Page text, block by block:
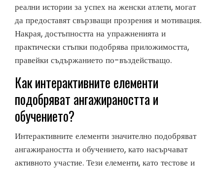
реални истории за успех на женски атлети, могат
да предоставят свързващи прозрения и мотивация.
Накрая, достъпността на упражненията и
практически стъпки подобрява приложимостта,
правейки съдържанието по-въздействащо.
Как интерактивните елементи
подобряват ангажираността и
обучението?
Интерактивните елементи значително подобряват
ангажираността и обучението, като насърчават
активното участие. Тези елементи, като тестове и